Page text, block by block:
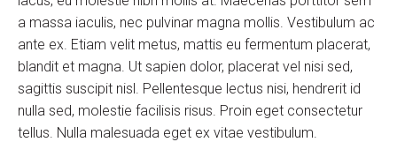
a massa iaculis, nec pulvinar magna mollis. Vestibulum ac
ante ex. Etiam velit metus, mattis eu fermentum placerat,
blandit et magna. Ut sapien dolor, placerat vel nisi sed,
sagittis suscipit nisl. Pellentesque lectus nisi, hendrerit id
nulla sed, molestie facilisis risus. Proin eget consectetur
tellus. Nulla malesuada eget ex vitae vestibulum.